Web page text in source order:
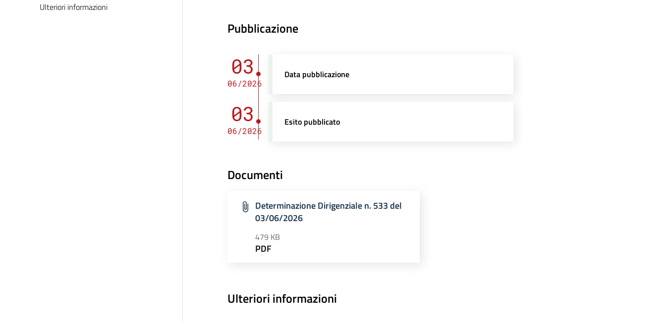
Ulteriori informazioni
Pubblicazione
03
06/2026
Data pubblicazione
03
06/2026
Esito pubblicato
Documenti
Determinazione Dirigenziale n. 533 del
03/06/2026
479 KB
PDF
Ulteriori informazioni